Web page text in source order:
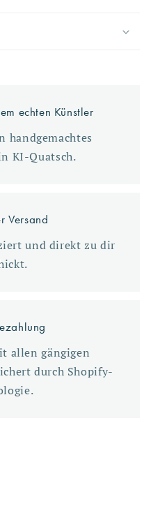
echten Künstler
handgemachtes
KI-Quatsch.
Versand
und direkt zu dir
allen gängigen
durch Shopify-